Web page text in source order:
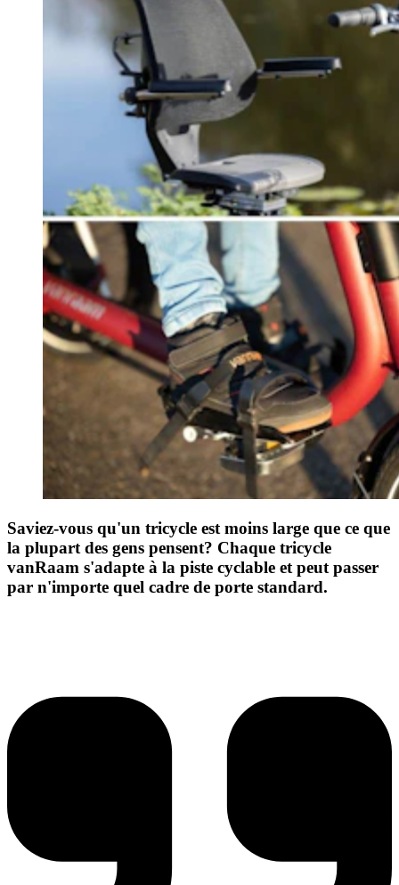
Saviez-vous qu'un tricycle est moins large que ce que
la plupart des gens pensent? Chaque tricycle
vanRaam s'adapte à la piste cyclable et peut passer
par n'importe quel cadre de porte standard.